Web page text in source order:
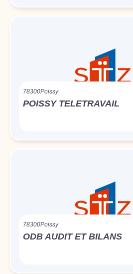
78300Poissy
POISSY TELETRAVAIL
78300Poissy
ODB AUDIT ET BILANS